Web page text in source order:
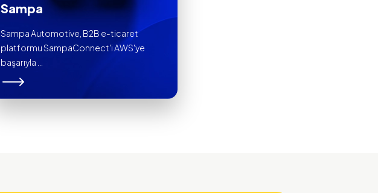
Sampa
Sampa Automotive, B2B e-ticaret
platformu SampaConnect'i AWS'ye
başarıyla ...